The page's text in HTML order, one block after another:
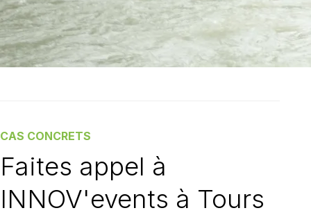
CAS CONCRETS
Faites appel à
INNOV'events à Tours